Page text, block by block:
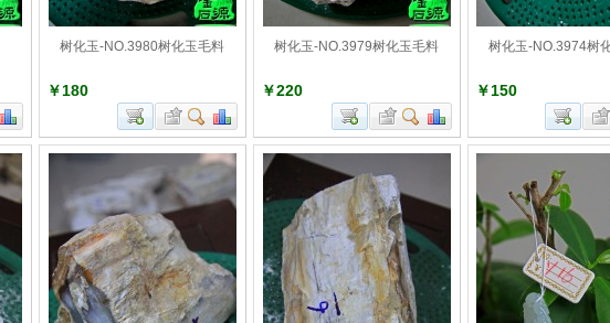
树化玉-NO.3980树化玉毛料
￥180
树化玉-NO.3979树化玉毛料
￥220
树化玉-NO.3974树
￥150